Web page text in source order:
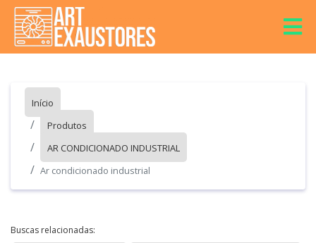
Início
Produtos
AR CONDICIONADO INDUSTRIAL
Ar condicionado industrial
Buscas relacionadas: